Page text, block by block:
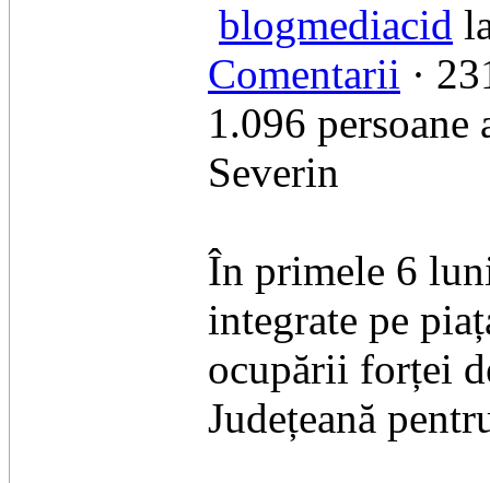
blogmediacid
Comentarii ·
1.096
Severin
În primele 6
integrate pe
ocupării forței
Județeană